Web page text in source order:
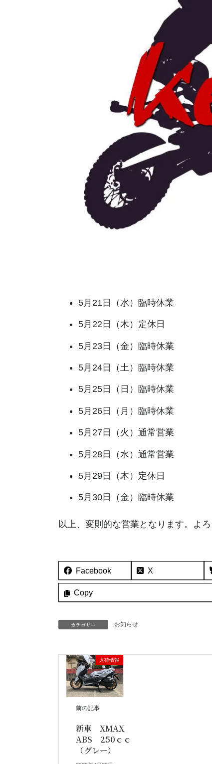
5月21日（水）臨時休業
5月22日（木）定休日
5月23日（金）臨時休業
5月24日（土）臨時休業
5月25日（日）臨時休業
5月26日（月）臨時休業
5月27日（火）通常営業
5月28日（水）通常営業
5月29日（木）定休日
5月30日（金）臨時休業
以上、変則的な営業となります。よ
Facebook X
Copy
カテゴリー お知らせ
入荷情報
前の記事
新車 XMAX
ABS 250ｃｃ
（グレー）